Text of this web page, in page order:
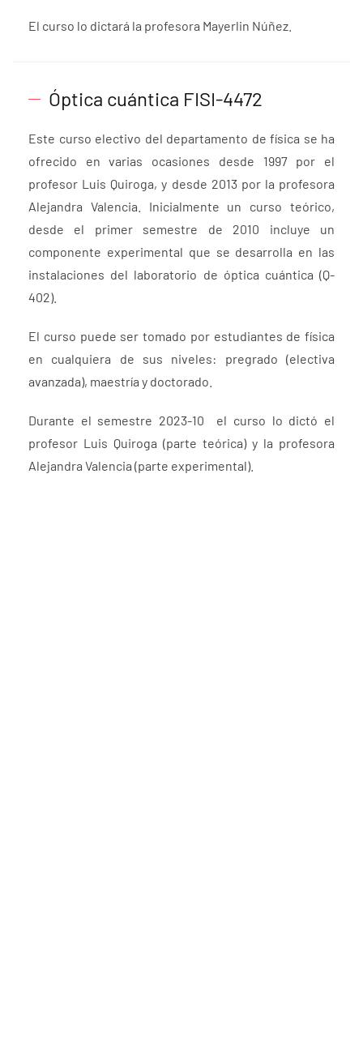
El curso lo dictará la profesora Mayerlin Núñez.
Óptica cuántica FISI-4472
Este curso electivo del departamento de física se ha
ofrecido en varias ocasiones desde 1997 por el
profesor Luis Quiroga, y desde 2013 por la profesora
Alejandra Valencia. Inicialmente un curso teórico,
desde el primer semestre de 2010 incluye un
componente experimental que se desarrolla en las
instalaciones del laboratorio de óptica cuántica (Q-
402).
El curso puede ser tomado por estudiantes de física
en cualquiera de sus niveles: pregrado (electiva
avanzada), maestría y doctorado.
Durante el semestre 2023-10 el curso lo dictó el
profesor Luis Quiroga (parte teórica) y la profesora
Alejandra Valencia (parte experimental).